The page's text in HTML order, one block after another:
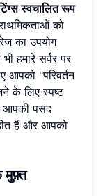
स्वचालित रूप
को
का उपयोग
हमारे सर्वर पर
आपको "परिवर्तन
के लिए स्पष्ट
आपकी पसंद
हैं और आपको
मुफ़्त